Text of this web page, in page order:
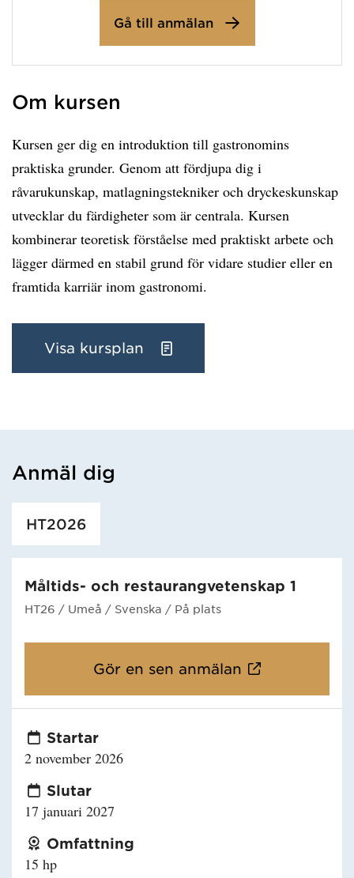
Gå till anmälan
Om kursen
Kursen ger dig en introduktion till gastronomins
praktiska grunder. Genom att fördjupa dig i
råvarukunskap, matlagningstekniker och dryckeskunskap
utvecklar du färdigheter som är centrala. Kursen
kombinerar teoretisk förståelse med praktiskt arbete och
lägger därmed en stabil grund för vidare studier eller en
framtida karriär inom gastronomi.
Visa kursplan
Anmäl dig
Har hämtat utbildning.
HT2026
Måltids- och restaurangvetenskap 1
HT26 / Umeå / Svenska / På plats
Gör en sen anmälan
Startar
2 november 2026
Slutar
17 januari 2027
Omfattning
15 hp